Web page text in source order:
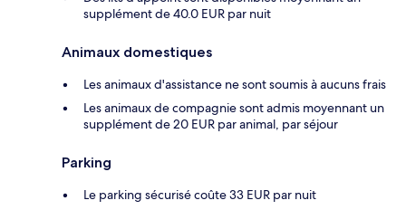
supplément de 40.0 EUR par nuit
Animaux domestiques
Les animaux d'assistance ne sont soumis à aucuns frais
Les animaux de compagnie sont admis moyennant un
supplément de 20 EUR par animal, par séjour
Parking
Le parking sécurisé coûte 33 EUR par nuit